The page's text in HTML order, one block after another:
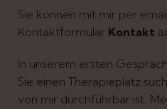
Sie können mit mir per
Kontaktformular Kontakt
In unserem ersten
Sie einen Therapieplatz
von mir durchführbar ist.